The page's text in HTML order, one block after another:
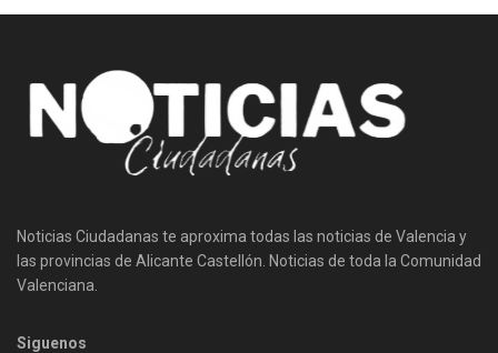
Noticias Ciudadanas te aproxima todas las noticias de Valencia y
las provincias de Alicante Castellón. Noticias de toda la Comunidad
Valenciana.
Siguenos